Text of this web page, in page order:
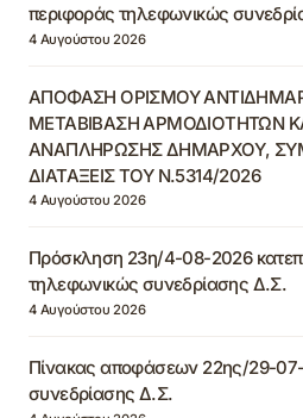
περιφοράς τηλεφωνικώς
4 Αυγούστου 2026
ΑΠΟΦΑΣΗ ΟΡΙΣΜΟΥ
ΜΕΤΑΒΙΒΑΣΗ ΑΡΜΟΔΙΟΤΗΤΩΝ
ΑΝΑΠΛΗΡΩΣΗΣ ΔΗΜΑΡΧΟΥ,
ΔΙΑΤΑΞΕΙΣ ΤΟΥ Ν.5314/2026
4 Αυγούστου 2026
Πρόσκληση 23η/4-08-2026
τηλεφωνικώς συνεδρίασης Δ.Σ.
4 Αυγούστου 2026
Πίνακας αποφάσεων 22ης/29-07-
συνεδρίασης Δ.Σ.